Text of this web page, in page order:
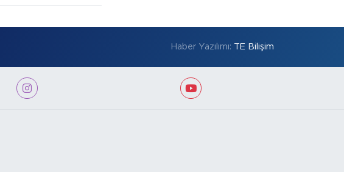
Haber Yazılımı: TE Bilişim